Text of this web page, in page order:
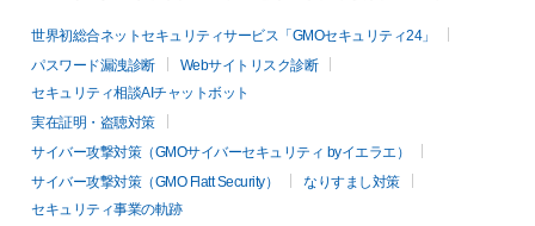
世界初総合ネットセキュリティサービス「GMOセキュリティ24」
パスワード漏洩診断
Webサイトリスク診断
セキュリティ相談AIチャットボット
実在証明・盗聴対策
サイバー攻撃対策（GMOサイバーセキュリティ byイエラエ）
サイバー攻撃対策（GMO Flatt Security）
なりすまし対策
セキュリティ事業の軌跡